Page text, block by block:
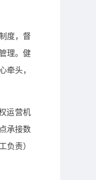
度，督
理。健
头，
运营机
承接数
责）